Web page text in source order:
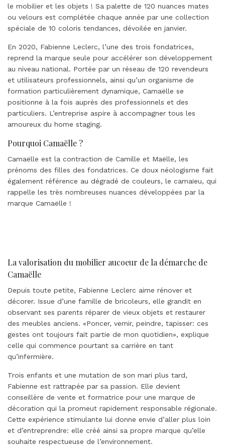
le mobilier et les objets ! Sa palette de 120 nuances mates
ou velours est complétée chaque année par une collection
spéciale de 10 coloris tendances, dévoilée en janvier.
En 2020, Fabienne Leclerc, l’une des trois fondatrices,
reprend la marque seule pour accélérer son développement
au niveau national. Portée par un réseau de 120 revendeurs
et utilisateurs professionnels, ainsi qu’un organisme de
formation particulièrement dynamique, Camaëlle se
positionne à la fois auprès des professionnels et des
particuliers. L’entreprise aspire à accompagner tous les
amoureux du home staging.
Pourquoi Camaëlle ?
Camaëlle est la contraction de Camille et Maëlle, les
prénoms des filles des fondatrices. Ce doux néologisme fait
également référence au dégradé de couleurs, le camaïeu, qui
rappelle les très nombreuses nuances développées par la
marque Camaëlle !
La valorisation du mobilier aucoeur de la démarche de
Camaëlle
Depuis toute petite, Fabienne Leclerc aime rénover et
décorer. Issue d’une famille de bricoleurs, elle grandit en
observant ses parents réparer de vieux objets et restaurer
des meubles anciens. «Poncer, vernir, peindre, tapisser: ces
gestes ont toujours fait partie de mon quotidien», explique
celle qui commence pourtant sa carrière en tant
qu’infermière.
Trois enfants et une mutation de son mari plus tard,
Fabienne est rattrapée par sa passion. Elle devient
conseillère de vente et formatrice pour une marque de
décoration qui la promeut rapidement responsable régionale.
Cette expérience stimulante lui donne envie d’aller plus loin
et d’entreprendre: elle créé ainsi sa propre marque qu’elle
souhaite respectueuse de l’environnement.